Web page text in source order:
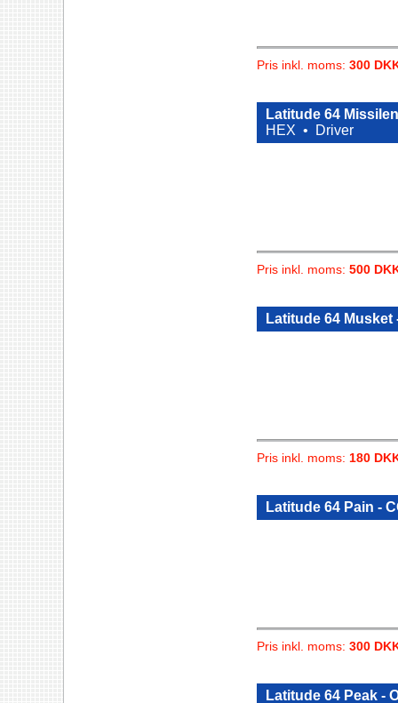
Pris inkl. moms: 300
Latitude 64
HEX •
Driver
Pris inkl. moms: 500
Latitude 64 Musket
Pris inkl. moms: 180
Latitude 64 Pain -
Pris inkl. moms: 300
Latitude 64 Peak -